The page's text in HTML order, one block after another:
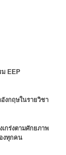
EEP
งกฤษในรายวิชา
กร่งตามศักยภาพ
งทุกคน